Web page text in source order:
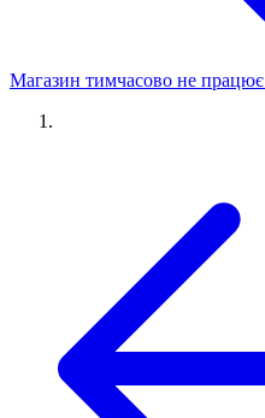
Магазин тимчасово не працює